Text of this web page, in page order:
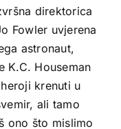
direktorica
Fowler uvjerena
astronaut,
K.C. Houseman
krenuti u
ali tamo
ono što mislimo